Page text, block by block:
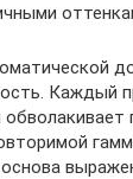
Каждый